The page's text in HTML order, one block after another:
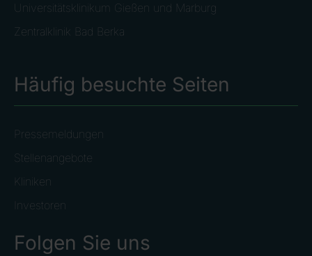
Universitätsklinikum Gießen und Marburg
Zentralklinik Bad Berka
Häufig besuchte Seiten
Pressemeldungen
Stellenangebote
Kliniken
Investoren
Folgen Sie uns